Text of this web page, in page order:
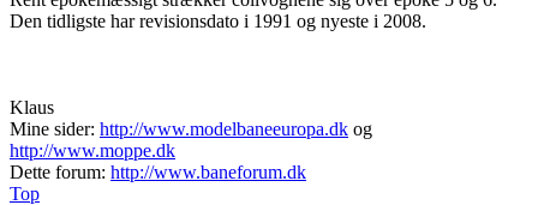
Den tidligste har revisionsdato i 1991 og nyeste i 2008.
Klaus
Mine sider: http://www.modelbaneeuropa.dk og
http://www.moppe.dk
Dette forum: http://www.baneforum.dk
Top